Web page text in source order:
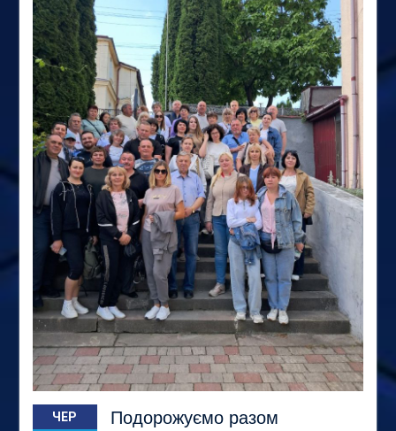
ЧЕР Подорожуємо разом